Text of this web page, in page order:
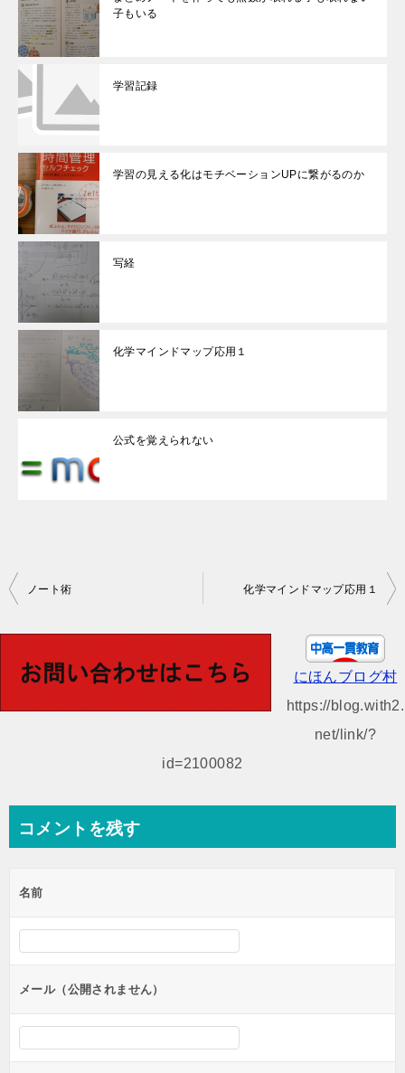
子もいる
学習記録
学習の見える化はモチベーションUPに繋がるのか
写経
化学マインドマップ応用１
公式を覚えられない
投
ビ
ノート術 化学マインドマップ応用１
にほんブログ村
https://blog.with2.
net/link/?
id=2100082
コメントを残す
名前
メール（公開されません）